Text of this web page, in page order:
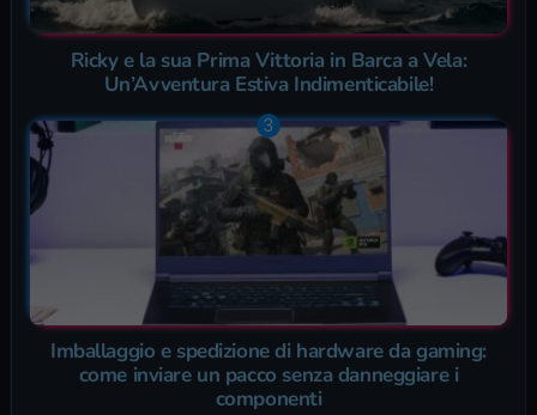
Ricky e la sua Prima Vittoria in Barca a Vela:
Un’Avventura Estiva Indimenticabile!
Imballaggio e spedizione di hardware da gaming:
come inviare un pacco senza danneggiare i
componenti